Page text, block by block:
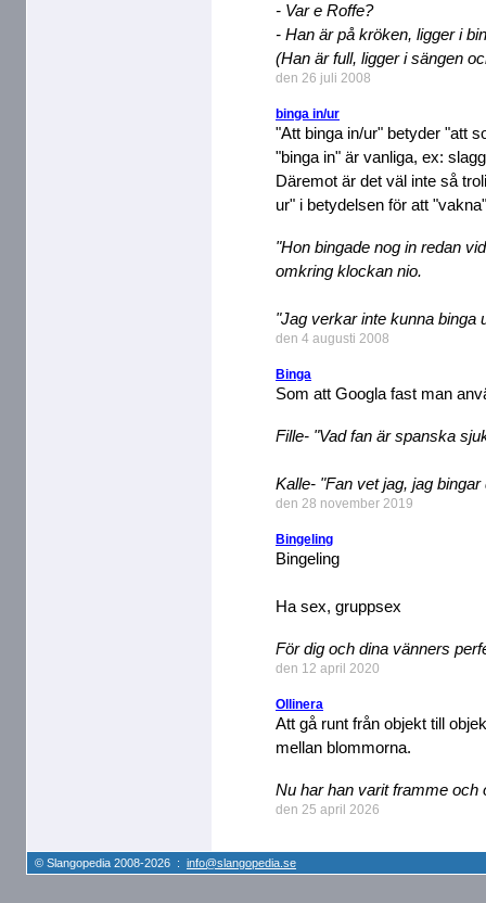
- Var e Roffe?
- Han är på kröken, ligger i
(Han är full, ligger i sängen
den 26 juli 2008
binga in/ur
"Att binga in/ur" betyder "att
"binga in" är vanliga, ex:
Däremot är det väl inte så
ur" i betydelsen för att
"Hon bingade nog in redan
omkring klockan nio.
"Jag verkar inte kunna binga
den 4 augusti 2008
Binga
Som att Googla fast man
Fille- "Vad fan är spanska
Kalle- "Fan vet jag, jag bingar
den 28 november 2019
Bingeling
Bingeling
Ha sex, gruppsex
För dig och dina vänners
den 12 april 2020
Ollinera
Att gå runt från objekt till
mellan blommorna.
Nu har han varit framme och
den 25 april 2026
© Slangopedia 2008-2026 : info@slangopedia.se